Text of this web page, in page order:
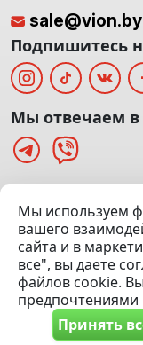
(Офис: 5 этаж |
Посмотреть на
© 2020 — 2026
192961100 |
Мы используем
вашего
сайта и в
все", вы даете
файлов cookie.
предпочтениями
Принять
sale@vion.by
Подпишитесь
Мы отвечаем в